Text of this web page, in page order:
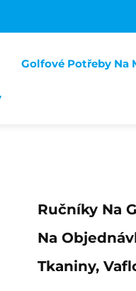
Golfové Potřeby Na
Ručníky Na
Na
Tkaniny,